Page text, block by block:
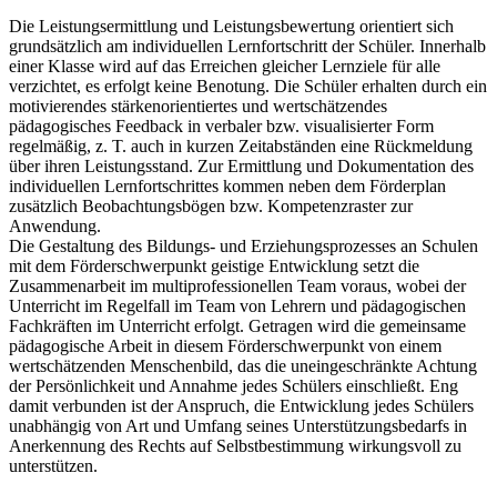
Die Leistungsermittlung und Leistungsbewertung orientiert sich
grundsätzlich am individuellen Lernfortschritt der Schüler. Innerhalb
einer Klasse wird auf das Erreichen gleicher Lernziele für alle
verzichtet, es erfolgt keine Benotung. Die Schüler erhalten durch ein
motivierendes stärkenorientiertes und wertschätzendes
pädagogisches Feedback in verbaler bzw. visualisierter Form
regelmäßig, z. T. auch in kurzen Zeitabständen eine Rückmeldung
über ihren Leistungsstand. Zur Ermittlung und Dokumentation des
individuellen Lernfortschrittes kommen neben dem Förderplan
zusätzlich Beobachtungsbögen bzw. Kompetenzraster zur
Anwendung.
Die Gestaltung des Bildungs- und Erziehungsprozesses an Schulen
mit dem Förderschwerpunkt geistige Entwicklung setzt die
Zusammenarbeit im multiprofessionellen Team voraus, wobei der
Unterricht im Regelfall im Team von Lehrern und pädagogischen
Fachkräften im Unterricht erfolgt. Getragen wird die gemeinsame
pädagogische Arbeit in diesem Förderschwerpunkt von einem
wertschätzenden Menschenbild, das die uneingeschränkte Achtung
der Persönlichkeit und Annahme jedes Schülers einschließt. Eng
damit verbunden ist der Anspruch, die Entwicklung jedes Schülers
unabhängig von Art und Umfang seines Unterstützungsbedarfs in
Anerkennung des Rechts auf Selbstbestimmung wirkungsvoll zu
unterstützen.